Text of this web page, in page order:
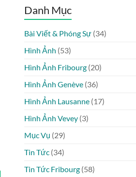
Danh Mục
Bài Viết & Phóng Sự (34)
Hình Ảnh (53)
Hình Ảnh Fribourg (20)
Hình Ảnh Genève (36)
Hình Ảnh Lausanne (17)
Hình Ảnh Vevey (3)
Mục Vụ (29)
Tin Tức (34)
Tin Tức Fribourg (58)